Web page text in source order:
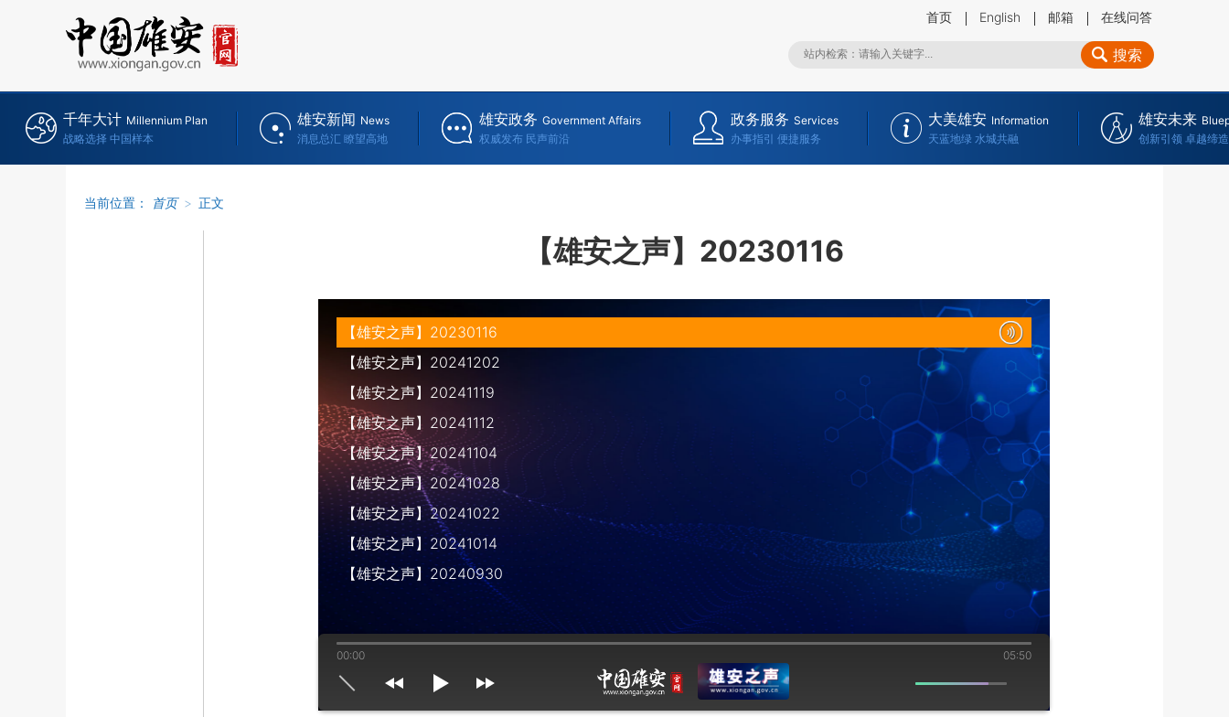
首页 English 邮箱 在线问答
搜索
千年大计 Millennium Plan
战略选择 中国样本
雄安新闻 News
消息总汇 瞭望高地
雄安政务 Government Affairs
权威发布 民声前沿
政务服务 Services
办事指引 便捷服务
大美雄安 Information
天蓝地绿 水城共融
雄安未来
创新引领 卓越缔造
当前位置： 首页 > 正文
【雄安之声】20230116
【雄安之声】20230116
【雄安之声】20241202
【雄安之声】20241119
【雄安之声】20241112
【雄安之声】20241104
【雄安之声】20241028
【雄安之声】20241022
【雄安之声】20241014
【雄安之声】20240930
00:00 05:50
mute max volume